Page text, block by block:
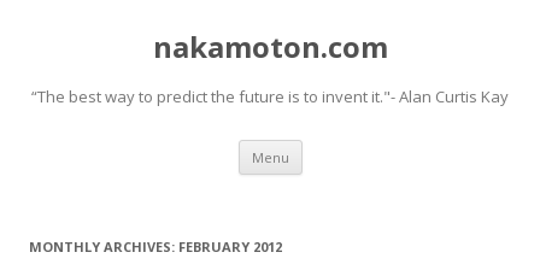
nakamoton.com
“The best way to predict the future is to invent it."- Alan Curtis Kay
Menu Skip
content
MONTHLY ARCHIVES: FEBRUARY 2012